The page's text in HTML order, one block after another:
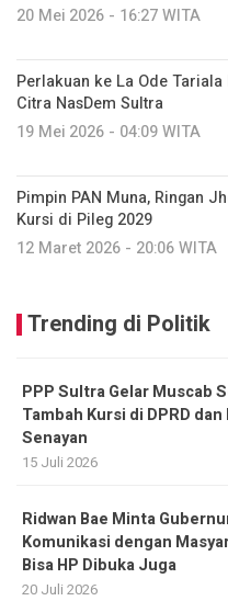
20 Mei 2026 - 16:27 WITA
Perlakuan ke La Ode Tariala
Citra NasDem Sultra
19 Mei 2026 - 04:09 WITA
Pimpin PAN Muna, Ringan
Kursi di Pileg 2029
12 Maret 2026 - 20:06 WITA
Trending di Politik
PPP Sultra Gelar Muscab
Tambah Kursi di DPRD
Senayan
15 Juli 2026
Ridwan Bae Minta
Komunikasi dengan
Bisa HP Dibuka Juga
20 Juli 2026